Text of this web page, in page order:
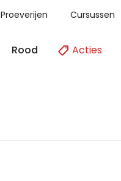
Proeverijen Cursussen
Rood Acties